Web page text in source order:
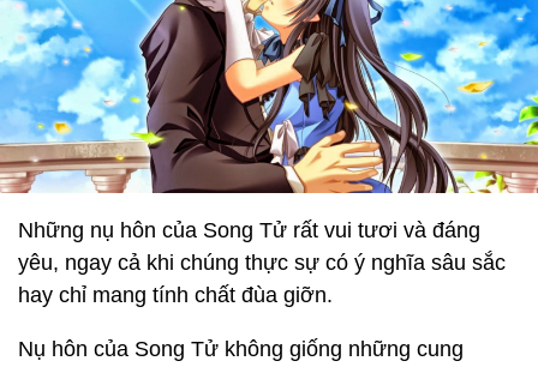
Những nụ hôn của Song Tử rất vui tươi và đáng
yêu, ngay cả khi chúng thực sự có ý nghĩa sâu sắc
hay chỉ mang tính chất đùa giỡn.
Nụ hôn của Song Tử không giống những cung